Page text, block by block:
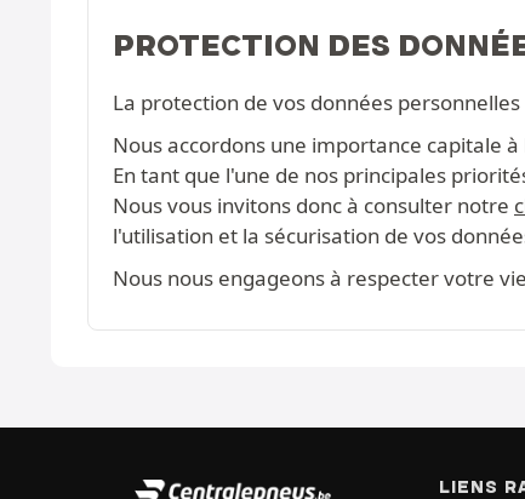
PROTECTION DES
La protection de vos données
Nous accordons une importance capitale
En tant que l'une de nos principales
Nous vous invitons donc à consulter notre
l'utilisation et la sécurisation de vos
Nous nous engageons à respecter votre
LIENS